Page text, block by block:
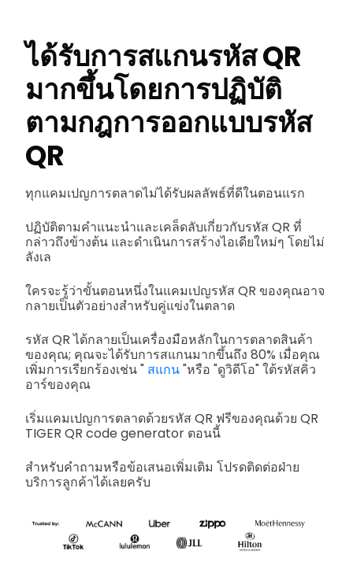
ได้รับการสแกนรหัส QR
มากขึ้นโดยการปฏิบัติ
ตามกฎการออกแบบรหัส
QR
ทุกแคมเปญการตลาดไม่ได้รับผลลัพธ์ที่ดีในตอนแรก
ปฏิบัติตามคำแนะนำและเคล็ดลับเกี่ยวกับรหัส QR ที่
กล่าวถึงข้างต้น และดำเนินการสร้างไอเดียใหม่ๆ โดยไม่
ลังเล
ใครจะรู้ว่าขั้นตอนหนึ่งในแคมเปญรหัส QR ของคุณอาจ
กลายเป็นตัวอย่างสำหรับคู่แข่งในตลาด
รหัส QR ได้กลายเป็นเครื่องมือหลักในการตลาดสินค้า
ของคุณ; คุณจะได้รับการสแกนมากขึ้นถึง 80% เมื่อคุณ
เพิ่มการเรียกร้องเช่น " สแกน"หรือ "ดูวิดีโอ" ใต้รหัสคิว
อาร์ของคุณ
เริ่มแคมเปญการตลาดด้วยรหัส QR ฟรีของคุณด้วย QR
TIGER QR code generator ตอนนี้
สำหรับคำถามหรือข้อเสนอเพิ่มเติม โปรดติดต่อฝ่าย
บริการลูกค้าได้เลยครับ